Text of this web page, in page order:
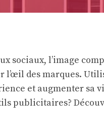
sociaux, l’image
l’œil des marques.
et augmenter sa
publicitaires?